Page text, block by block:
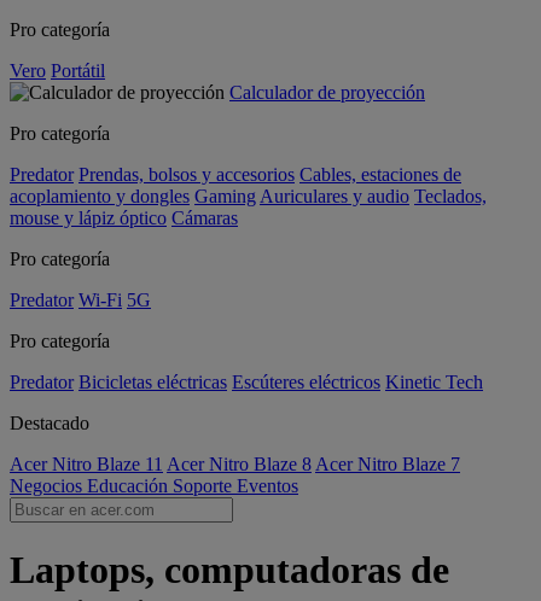
Pro categoría
Vero Portátil
Calculador de proyección
Pro categoría
Predator Prendas, bolsos y accesorios Cables, estaciones de
acoplamiento y dongles Gaming Auriculares y audio Teclados,
mouse y lápiz óptico Cámaras
Pro categoría
Predator Wi-Fi 5G
Pro categoría
Predator Bicicletas eléctricas Escúteres eléctricos Kinetic Tech
Destacado
Acer Nitro Blaze 11 Acer Nitro Blaze 8 Acer Nitro Blaze 7
Negocios Educación Soporte Eventos
Laptops, computadoras de